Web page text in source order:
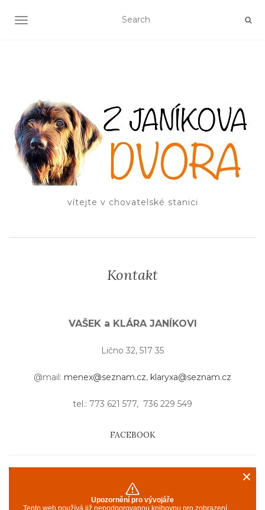
TOGGLE NAVIGATION
vítejte v chovatelské stanici
Kontakt
VAŠEK a KLÁRA JANÍKOVI
Lično 32, 517 35
@mail: menex@seznam.cz, klaryxa@seznam.cz
tel.: 773 621 577, 736 229 549
FACEBOOK